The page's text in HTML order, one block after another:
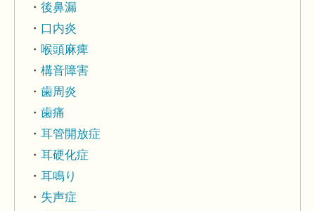
後鼻漏
口内炎
喉頭麻痺
構音障害
歯周炎
歯痛
耳管開放症
耳硬化症
耳鳴り
失声症